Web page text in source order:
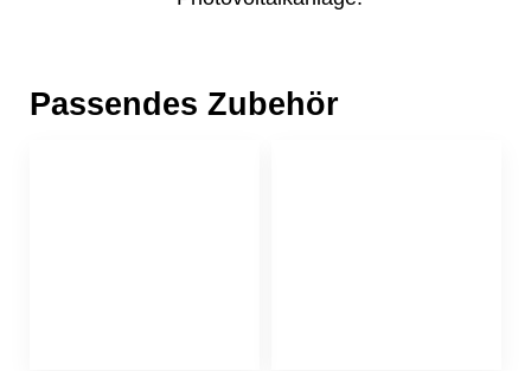
Passendes Zubehör